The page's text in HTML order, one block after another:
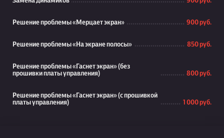
Решение проблемы «Мерцает экран» 900 руб.
Решение проблемы «На экране полосы» 850 руб.
Решение проблемы «Гаснет экран» (без
прошивки платы управления)
800 руб.
Решение проблемы «Гаснет экран» (с прошивкой
платы управления)
1 000 руб.